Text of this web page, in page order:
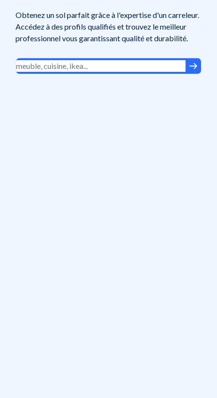
Obtenez un sol parfait grâce à l'expertise d'un carreleur.
Accédez à des profils qualifiés et trouvez le meilleur
professionnel vous garantissant qualité et durabilité.